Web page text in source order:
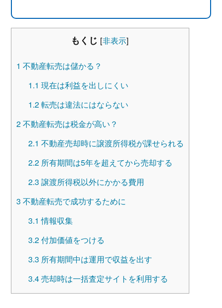
もくじ [非表示]
1 不動産転売は儲かる？
1.1 現在は利益を出しにくい
1.2転売は違法にはならない
2不動産転売は税金が高い？
2.1 不動産売却時に譲渡所得税が課せられる
2.2所有期間は5年を超えてから売却する
2.3 譲渡所得税以外にかかる費用
3 不動産転売で成功するために
3.1 情報収集
3.2付加価値をつける
3.3 所有期間中は運用で収益を出す
3.4売却時は一括査定サイトを利用する